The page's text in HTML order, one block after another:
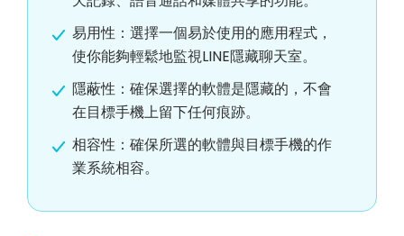
易用性：選擇一個易於使用的應用程式，
使你能夠輕鬆地監視LINE隱藏聊天室。
隱蔽性：確保選擇的軟體是隱藏的，不會
在目標手機上留下任何痕跡。
相容性：確保所選的軟體與目標手機的作
業系統相容。